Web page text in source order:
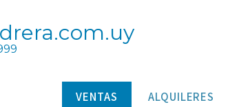
VENTAS ALQUILERES
metros del mar